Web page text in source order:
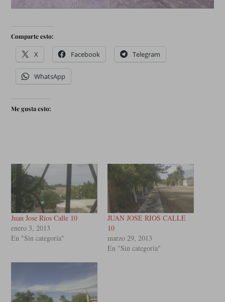
Comparte esto:
X Facebook Telegram
WhatsApp
Me gusta esto:
Juan Jose Rios Calle 10
enero 3, 2013
En "Sin categoría"
JUAN JOSE RIOS CALLE
10
marzo 29, 2013
En "Sin categoría"